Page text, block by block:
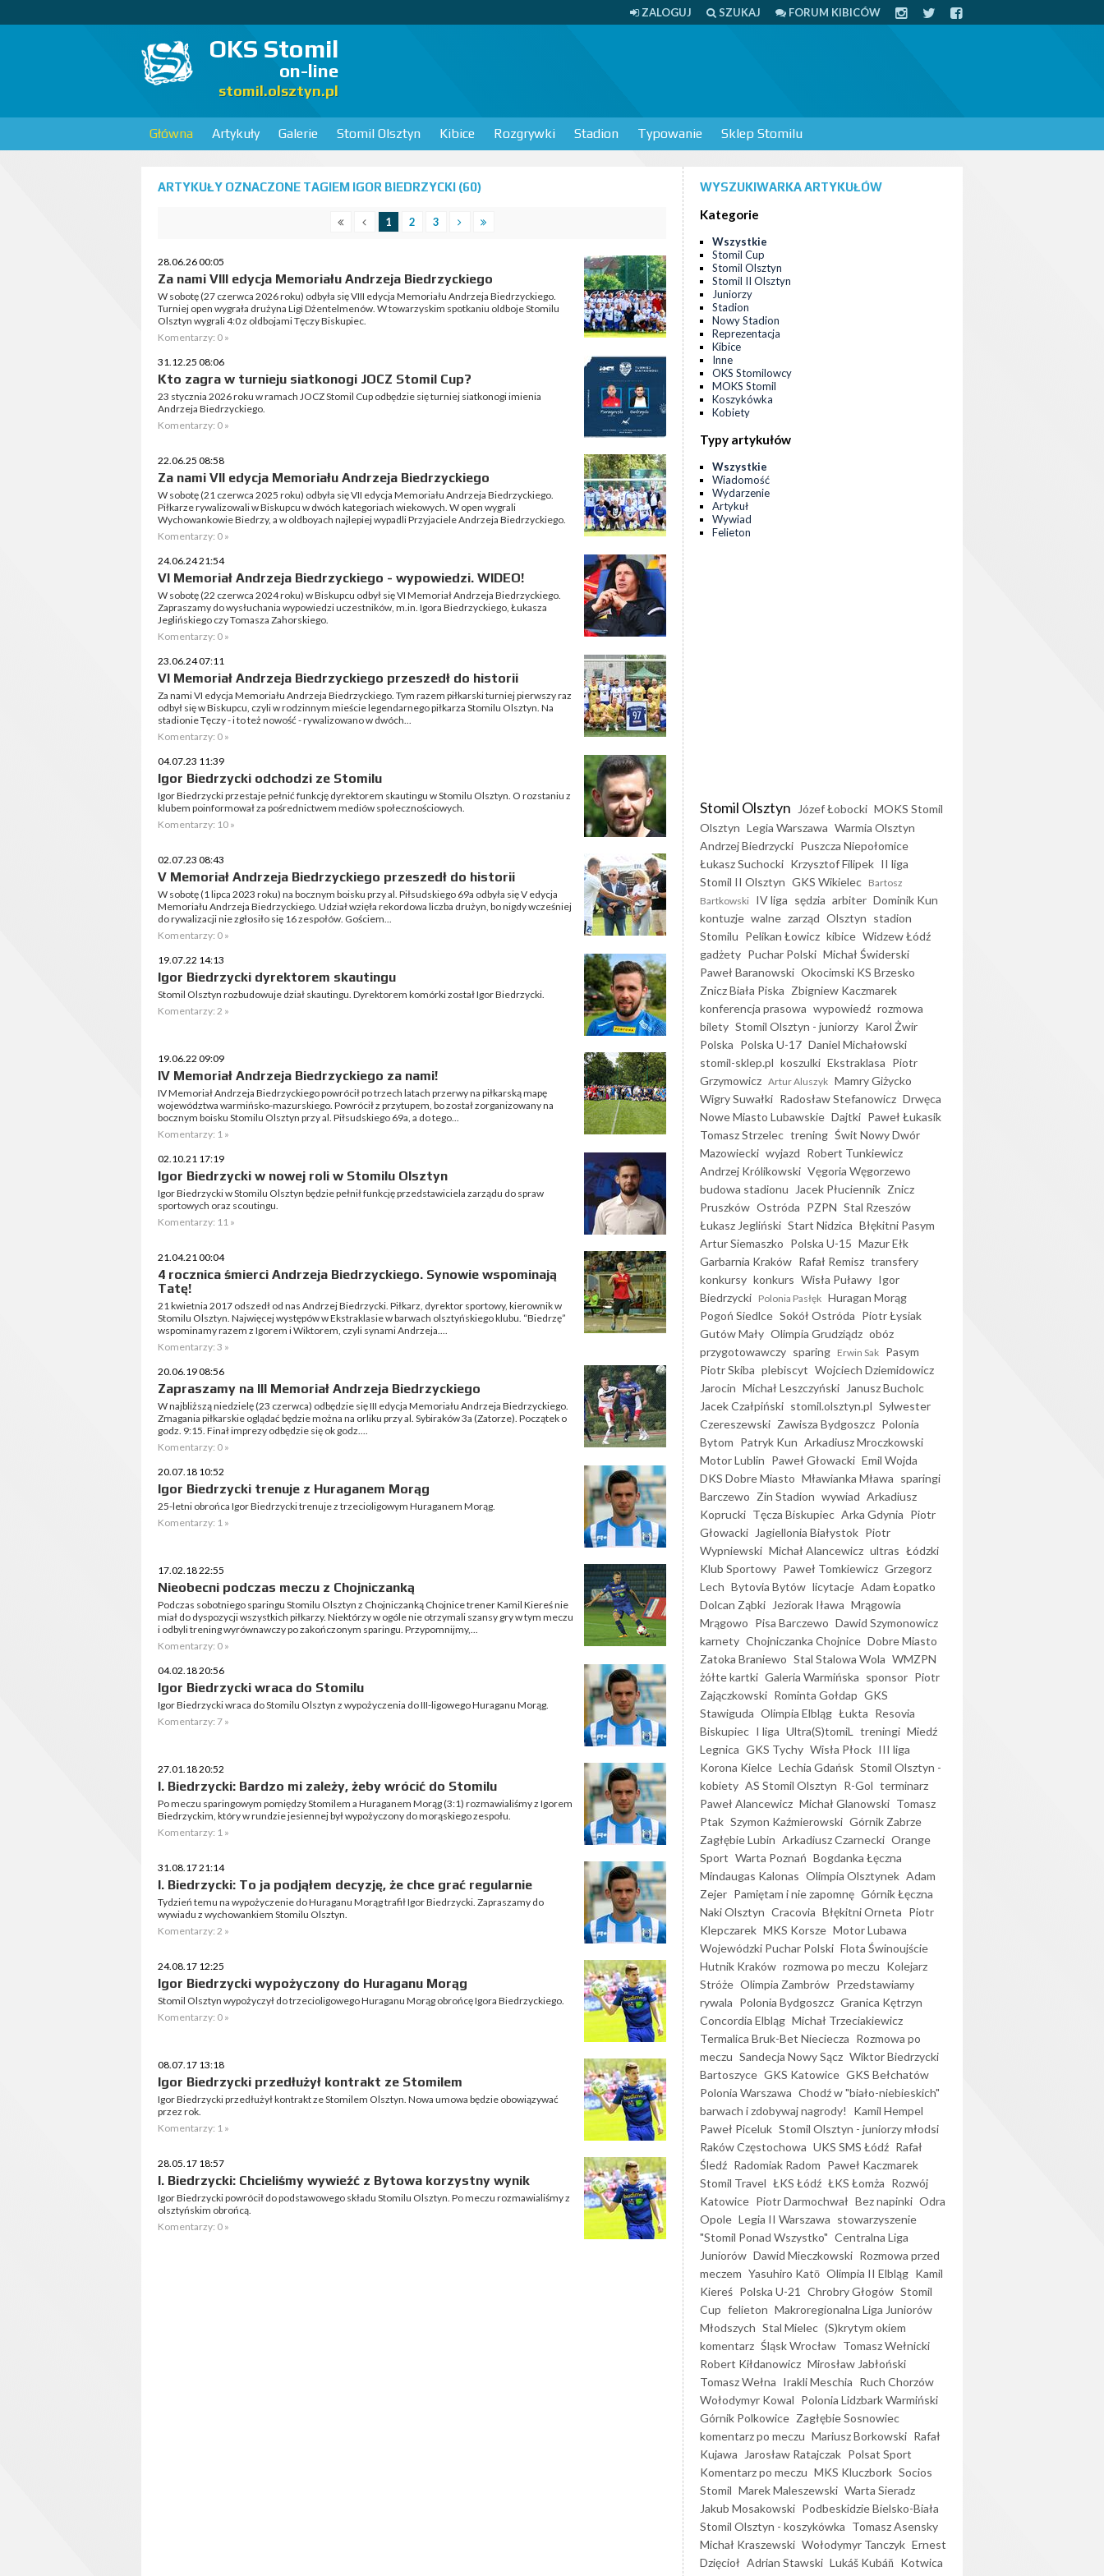
ZALOGUJ SZUKAJ FORUM KIBICÓW
OKS Stomil
on-line
stomil.olsztyn.pl
Główna Artykuły Galerie Stomil Olsztyn Kibice Rozgrywki Stadion Typowanie Sklep Stomilu
ARTYKUŁY OZNACZONE TAGIEM IGOR BIEDRZYCKI (60)
1 2 3
28.06.26 00:05
Za nami VIII edycja Memoriału Andrzeja Biedrzyckiego
W sobotę (27 czerwca 2026 roku) odbyła się VIII edycja Memoriału Andrzeja Biedrzyckiego.
Turniej open wygrała drużyna Ligi Dżentelmenów. W towarzyskim spotkaniu oldboje Stomilu
Olsztyn wygrali 4:0 z oldbojami Tęczy Biskupiec.
Komentarzy: 0 »
31.12.25 08:06
Kto zagra w turnieju siatkonogi JOCZ Stomil Cup?
23 stycznia 2026 roku w ramach JOCZ Stomil Cup odbędzie się turniej siatkonogi imienia
Andrzeja Biedrzyckiego.
Komentarzy: 0 »
22.06.25 08:58
Za nami VII edycja Memoriału Andrzeja Biedrzyckiego
W sobotę (21 czerwca 2025 roku) odbyła się VII edycja Memoriału Andrzeja Biedrzyckiego.
Piłkarze rywalizowali w Biskupcu w dwóch kategoriach wiekowych. W open wygrali
Wychowankowie Biedrzy, a w oldboyach najlepiej wypadli Przyjaciele Andrzeja Biedrzyckiego.
Komentarzy: 0 »
24.06.24 21:54
VI Memoriał Andrzeja Biedrzyckiego - wypowiedzi. WIDEO!
W sobotę (22 czerwca 2024 roku) w Biskupcu odbył się VI Memoriał Andrzeja Biedrzyckiego.
Zapraszamy do wysłuchania wypowiedzi uczestników, m.in. Igora Biedrzyckiego, Łukasza
Jeglińskiego czy Tomasza Zahorskiego.
Komentarzy: 0 »
23.06.24 07:11
VI Memoriał Andrzeja Biedrzyckiego przeszedł do historii
Za nami VI edycja Memoriału Andrzeja Biedrzyckiego. Tym razem piłkarski turniej pierwszy raz
odbył się w Biskupcu, czyli w rodzinnym mieście legendarnego piłkarza Stomilu Olsztyn. Na
stadionie Tęczy - i to też nowość - rywalizowano w dwóch...
Komentarzy: 0 »
04.07.23 11:39
Igor Biedrzycki odchodzi ze Stomilu
Igor Biedrzycki przestaje pełnić funkcję dyrektorem skautingu w Stomilu Olsztyn. O rozstaniu z
klubem poinformował za pośrednictwem mediów społecznościowych.
Komentarzy: 10 »
02.07.23 08:43
V Memoriał Andrzeja Biedrzyckiego przeszedł do historii
W sobotę (1 lipca 2023 roku) na bocznym boisku przy al. Piłsudskiego 69a odbyła się V edycja
Memoriału Andrzeja Biedrzyckiego. Udział wzięła rekordowa liczba drużyn, bo nigdy wcześniej
do rywalizacji nie zgłosiło się 16 zespołów. Gościem...
Komentarzy: 0 »
19.07.22 14:13
Igor Biedrzycki dyrektorem skautingu
Stomil Olsztyn rozbudowuje dział skautingu. Dyrektorem komórki został Igor Biedrzycki.
Komentarzy: 2 »
19.06.22 09:09
IV Memoriał Andrzeja Biedrzyckiego za nami!
IV Memoriał Andrzeja Biedrzyckiego powrócił po trzech latach przerwy na piłkarską mapę
województwa warmińsko-mazurskiego. Powrócił z przytupem, bo został zorganizowany na
bocznym boisku Stomilu Olsztyn przy al. Piłsudskiego 69a, a do tego...
Komentarzy: 1 »
02.10.21 17:19
Igor Biedrzycki w nowej roli w Stomilu Olsztyn
Igor Biedrzycki w Stomilu Olsztyn będzie pełnił funkcję przedstawiciela zarządu do spraw
sportowych oraz scoutingu.
Komentarzy: 11 »
21.04.21 00:04
4 rocznica śmierci Andrzeja Biedrzyckiego. Synowie wspominają
Tatę!
21 kwietnia 2017 odszedł od nas Andrzej Biedrzycki. Piłkarz, dyrektor sportowy, kierownik w
Stomilu Olsztyn. Najwięcej występów w Ekstraklasie w barwach olsztyńskiego klubu. “Biedrzę”
wspominamy razem z Igorem i Wiktorem, czyli synami Andrzeja....
Komentarzy: 3 »
20.06.19 08:56
Zapraszamy na III Memoriał Andrzeja Biedrzyckiego
W najbliższą niedzielę (23 czerwca) odbędzie się III edycja Memoriału Andrzeja Biedrzyckiego.
Zmagania piłkarskie oglądać będzie można na orliku przy al. Sybiraków 3a (Zatorze). Początek o
godz. 9:15. Finał imprezy odbędzie się ok godz....
Komentarzy: 0 »
20.07.18 10:52
Igor Biedrzycki trenuje z Huraganem Morąg
25-letni obrońca Igor Biedrzycki trenuje z trzecioligowym Huraganem Morąg.
Komentarzy: 1 »
17.02.18 22:55
Nieobecni podczas meczu z Chojniczanką
Podczas sobotniego sparingu Stomilu Olsztyn z Chojniczanką Chojnice trener Kamil Kiereś nie
miał do dyspozycji wszystkich piłkarzy. Niektórzy w ogóle nie otrzymali szansy gry w tym meczu
i odbyli trening wyrównawczy po zakończonym sparingu. Przypomnijmy,...
Komentarzy: 0 »
04.02.18 20:56
Igor Biedrzycki wraca do Stomilu
Igor Biedrzycki wraca do Stomilu Olsztyn z wypożyczenia do III-ligowego Huraganu Morąg.
Komentarzy: 7 »
27.01.18 20:52
I. Biedrzycki: Bardzo mi zależy, żeby wrócić do Stomilu
Po meczu sparingowym pomiędzy Stomilem a Huraganem Morąg (3:1) rozmawialiśmy z Igorem
Biedrzyckim, który w rundzie jesiennej był wypożyczony do morąskiego zespołu.
Komentarzy: 1 »
31.08.17 21:14
I. Biedrzycki: To ja podjąłem decyzję, że chce grać regularnie
Tydzień temu na wypożyczenie do Huraganu Morąg trafił Igor Biedrzycki. Zapraszamy do
wywiadu z wychowankiem Stomilu Olsztyn.
Komentarzy: 2 »
24.08.17 12:25
Igor Biedrzycki wypożyczony do Huraganu Morąg
Stomil Olsztyn wypożyczył do trzecioligowego Huraganu Morąg obrońcę Igora Biedrzyckiego.
Komentarzy: 0 »
08.07.17 13:18
Igor Biedrzycki przedłużył kontrakt ze Stomilem
Igor Biedrzycki przedłużył kontrakt ze Stomilem Olsztyn. Nowa umowa będzie obowiązywać
przez rok.
Komentarzy: 1 »
28.05.17 18:57
I. Biedrzycki: Chcieliśmy wywieźć z Bytowa korzystny wynik
Igor Biedrzycki powrócił do podstawowego składu Stomilu Olsztyn. Po meczu rozmawialiśmy z
olsztyńskim obrońcą.
Komentarzy: 0 »
WYSZUKIWARKA ARTYKUŁÓW
Kategorie
Wszystkie
Stomil Cup
Stomil Olsztyn
Stomil II Olsztyn
Juniorzy
Stadion
Nowy Stadion
Reprezentacja
Kibice
Inne
OKS Stomilowcy
MOKS Stomil
Koszykówka
Kobiety
Typy artykułów
Wszystkie
Wiadomość
Wydarzenie
Artykuł
Wywiad
Felieton
Stomil Olsztyn Józef Łobocki MOKS Stomil
Olsztyn Legia Warszawa Warmia Olsztyn
Andrzej Biedrzycki Puszcza Niepołomice
Łukasz Suchocki Krzysztof Filipek II liga
Stomil II Olsztyn GKS Wikielec Bartosz
Bartkowski IV liga sędzia arbiter Dominik Kun
kontuzje walne zarząd Olsztyn stadion
Stomilu Pelikan Łowicz kibice Widzew Łódź
gadżety Puchar Polski Michał Świderski
Paweł Baranowski Okocimski KS Brzesko
Znicz Biała Piska Zbigniew Kaczmarek
konferencja prasowa wypowiedź rozmowa
bilety Stomil Olsztyn - juniorzy Karol Żwir
Polska Polska U-17 Daniel Michałowski
stomil-sklep.pl koszulki Ekstraklasa Piotr
Grzymowicz Artur Aluszyk Mamry Giżycko
Wigry Suwałki Radosław Stefanowicz Drwęca
Nowe Miasto Lubawskie Dajtki Paweł Łukasik
Tomasz Strzelec trening Świt Nowy Dwór
Mazowiecki wyjazd Robert Tunkiewicz
Andrzej Królikowski Vęgoria Węgorzewo
budowa stadionu
Jacek Płuciennik Znicz
Pruszków Ostróda PZPN Stal Rzeszów
Łukasz Jegliński Start Nidzica Błękitni Pasym
Artur Siemaszko Polska U-15 Mazur Ełk
Garbarnia Kraków Rafał Remisz transfery
konkursy konkurs Wisła Puławy Igor
Biedrzycki Polonia Pasłęk Huragan Morąg
Pogoń Siedlce Sokół Ostróda Piotr Łysiak
Gutów Mały Olimpia Grudziądz obóz
przygotowawczy sparing Erwin Sak Pasym
Piotr Skiba plebiscyt Wojciech Dziemidowicz
Jarocin Michał Leszczyński
Janusz Bucholc
Jacek Czałpiński stomil.olsztyn.pl Sylwester
Czereszewski Zawisza Bydgoszcz Polonia
Bytom Patryk Kun Arkadiusz Mroczkowski
Motor Lublin Paweł Głowacki Emil Wojda
DKS Dobre Miasto Mławianka Mława sparingi
Barczewo Zin Stadion wywiad Arkadiusz
Koprucki Tęcza Biskupiec Arka Gdynia Piotr
Głowacki
Jagiellonia Białystok Piotr
Wypniewski Michał Alancewicz ultras Łódzki
Klub Sportowy Paweł Tomkiewicz Grzegorz
Lech Bytovia Bytów licytacje Adam Łopatko
Dolcan Ząbki
Jeziorak Iława Mrągowia
Mrągowo Pisa Barczewo Dawid Szymonowicz
karnety Chojniczanka Chojnice Dobre Miasto
Zatoka Braniewo Stal Stalowa Wola WMZPN
żółte kartki Galeria Warmińska sponsor Piotr
Zajączkowski Rominta Gołdap GKS
Stawiguda Olimpia Elbląg Łukta Resovia
Biskupiec I liga Ultra(S)tomiL treningi Miedź
Legnica GKS Tychy Wisła Płock III liga
Korona Kielce Lechia Gdańsk Stomil Olsztyn -
kobiety AS Stomil Olsztyn R-Gol terminarz
Paweł Alancewicz Michał Glanowski Tomasz
Ptak Szymon Kaźmierowski Górnik Zabrze
Zagłębie Lubin Arkadiusz Czarnecki Orange
Sport Warta Poznań Bogdanka Łęczna
Mindaugas Kalonas Olimpia Olsztynek Adam
Zejer Pamiętam i nie zapomnę Górnik Łęczna
Naki Olsztyn Cracovia Błękitni Orneta Piotr
Klepczarek MKS Korsze Motor Lubawa
Wojewódzki Puchar Polski Flota Świnoujście
Hutnik Kraków rozmowa po meczu Kolejarz
Stróże Olimpia Zambrów Przedstawiamy
rywala Polonia Bydgoszcz Granica Kętrzyn
Concordia Elbląg Michał Trzeciakiewicz
Termalica Bruk-Bet Nieciecza Rozmowa po
meczu Sandecja Nowy Sącz Wiktor Biedrzycki
Bartoszyce GKS Katowice GKS Bełchatów
Polonia Warszawa Chodź w "biało-niebieskich"
barwach i zdobywaj nagrody!
Kamil Hempel
Paweł Piceluk Stomil Olsztyn - juniorzy młodsi
Raków Częstochowa UKS SMS Łódź Rafał
Śledź Radomiak Radom Paweł Kaczmarek
Stomil Travel ŁKS Łódź ŁKS Łomża Rozwój
Katowice Piotr Darmochwał Bez napinki Odra
Opole Legia II Warszawa stowarzyszenie
"Stomil Ponad Wszystko" Centralna Liga
Juniorów Dawid Mieczkowski Rozmowa przed
meczem Yasuhiro Katō Olimpia II Elbląg Kamil
Kiereś Polska U-21 Chrobry Głogów Stomil
Cup felieton Makroregionalna Liga Juniorów
Młodszych Stal Mielec (S)krytym okiem
komentarz Śląsk Wrocław Tomasz Wełnicki
Robert Kiłdanowicz Mirosław Jabłoński
Tomasz Wełna Irakli Meschia Ruch Chorzów
Wołodymyr Kowal Polonia Lidzbark Warmiński
Górnik Polkowice Zagłębie Sosnowiec
komentarz po meczu Mariusz Borkowski Rafał
Kujawa
Jarosław Ratajczak Polsat Sport
Komentarz po meczu MKS Kluczbork Socios
Stomil Marek Maleszewski Warta Sieradz
Jakub Mosakowski Podbeskidzie Bielsko-Biała
Stomil Olsztyn - koszykówka Tomasz Asensky
Michał Kraszewski Wołodymyr Tanczyk Ernest
Dzięcioł Adrian Stawski Lukáš Kubáň Kotwica